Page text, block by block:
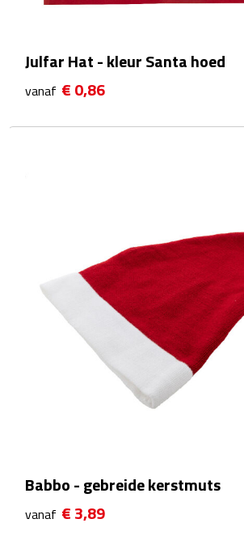
Drinkglazen
Cocktailglazen
Wijnglazen
Koffieglazen
Mokken
Julfar Hat - kleur Santa hoed
vanaf € 0,86
Babbo - gebreide kerstmuts
vanaf € 3,89